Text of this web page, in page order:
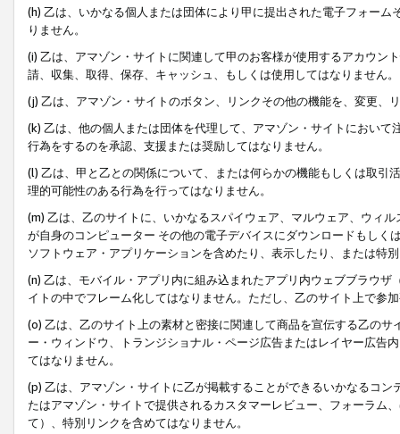
(h) 乙は、いかなる個人または団体により甲に提出された電子フォー
りません。
(i) 乙は、アマゾン・サイトに関連して甲のお客様が使用するアカウン
請、収集、取得、保存、キャッシュ、もしくは使用してはなりません。
(j) 乙は、アマゾン・サイトのボタン、リンクその他の機能を、変更、
(k) 乙は、他の個人または団体を代理して、アマゾン・サイトにおい
行為をするのを承認、支援または奨励してはなりません。
(l) 乙は、甲と乙との関係について、または何らかの機能もしくは取
理的可能性のある行為を行ってはなりません。
(m) 乙は、乙のサイトに、いかなるスパイウェア、マルウェア、ウィ
が自身のコンピューター その他の電子デバイスにダウンロードもし
ソフトウェア・アプリケーションを含めたり、表示したり、または特
(n) 乙は、モバイル・アプリ内に組み込まれたアプリ内ウェブブラウ
イトの中でフレーム化してはなりません。ただし、乙のサイト上で参
(o) 乙は、乙のサイト上の素材と密接に関連して商品を宣伝する乙の
ー・ウィンドウ、トランジショナル・ページ広告またはレイヤー広告
てはなりません。
(p) 乙は、アマゾン・サイトに乙が掲載することができるいかなるコ
たはアマゾン・サイトで提供されるカスタマーレビュー、フォーラム
て）、特別リンクを含めてはなりません。